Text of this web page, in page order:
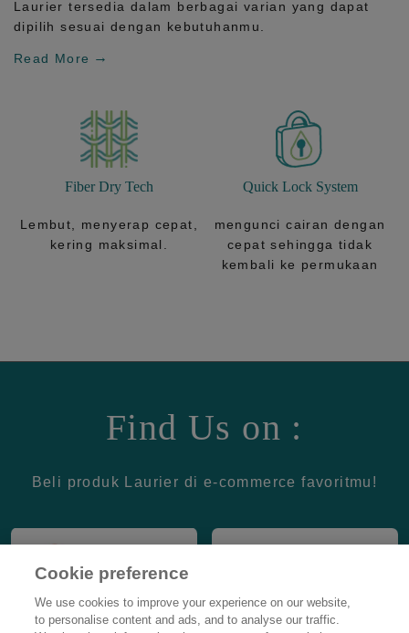
Laurier tersedia dalam berbagai varian yang dapat
dipilih sesuai dengan kebutuhanmu.
Read More
Fiber Dry Tech
Lembut, menyerap cepat,
kering maksimal.
Quick Lock System
mengunci cairan dengan
cepat sehingga tidak
kembali ke permukaan
Find Us on :
Beli produk Laurier di e-commerce favoritmu!
Cookie preference
We use cookies to improve your experience on our website,
to personalise content and ads, and to analyse our traffic.